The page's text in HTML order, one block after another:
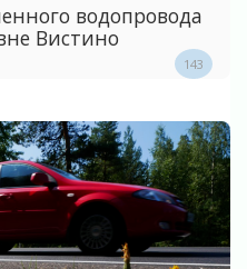
водопровода
Вистино
143